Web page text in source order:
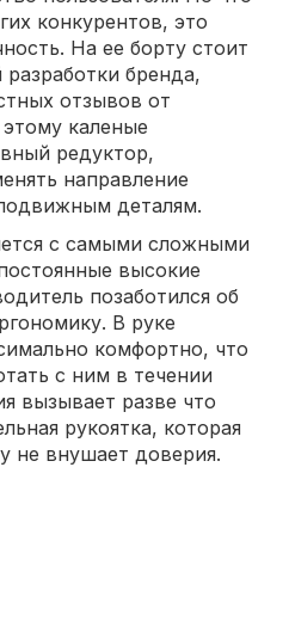
конкурентов, это
На ее борту стоит
разработки бренда,
отзывов от
каленые
редуктор,
направление
деталям.
с самыми сложными
высокие
позаботился об
В руке
комфортно, что
с ним в течении
вызывает разве что
рукоятка, которая
не внушает доверия.